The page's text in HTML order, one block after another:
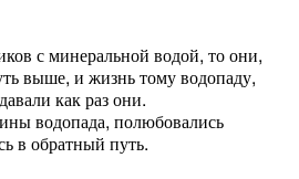
с минеральной водой, то они,
выше, и жизнь тому водопаду,
как раз они.
водопада, полюбовались
в обратный путь.